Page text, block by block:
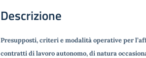
Descrizione
Presupposti, criteri e modalità operative per
contratti di lavoro autonomo, di natura